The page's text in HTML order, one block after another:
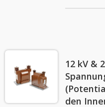
einer
ausgestattet
einer
12 kV &
den